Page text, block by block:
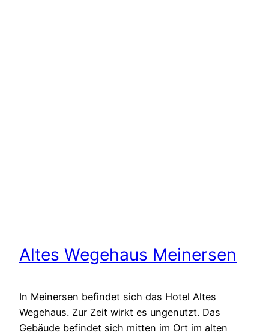
Altes Wegehaus Meinersen
In Meinersen befindet sich das Hotel Altes
Wegehaus. Zur Zeit wirkt es ungenutzt. Das
Gebäude befindet sich mitten im Ort im alten